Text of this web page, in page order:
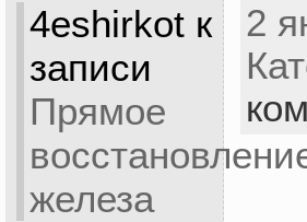
4eshirkotк
записи
Прямое
железа
2